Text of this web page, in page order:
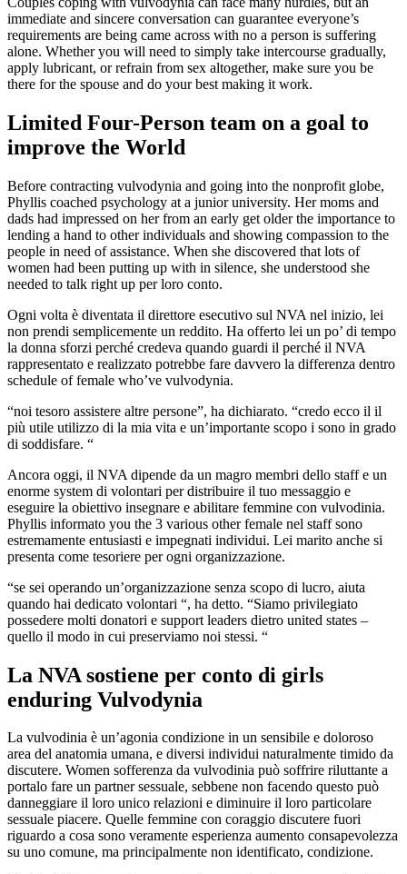
immediate and sincere conversation can guarantee everyone’s
requirements are being came across with no a person is suffering
alone. Whether you will need to simply take intercourse gradually,
apply lubricant, or refrain from sex altogether, make sure you be
there for the spouse and do your best making it work.
Limited Four-Person team on a goal to
improve the World
Before contracting vulvodynia and going into the nonprofit globe,
Phyllis coached psychology at a junior university. Her moms and
dads had impressed on her from an early get older the importance to
lending a hand to other individuals and showing compassion to the
people in need of assistance. When she discovered that lots of
women had been putting up with in silence, she understood she
needed to talk right up per loro conto.
Ogni volta è diventata il direttore esecutivo sul NVA nel inizio, lei
non prendi semplicemente un reddito. Ha offerto lei un po’ di tempo
la donna sforzi perché credeva quando guardi il perché il NVA
rappresentato e realizzato potrebbe fare davvero la differenza dentro
schedule of female who’ve vulvodynia.
“noi tesoro assistere altre persone”, ha dichiarato. “credo ecco il il
più utile utilizzo di la mia vita e un’importante scopo i sono in grado
di soddisfare. “
Ancora oggi, il NVA dipende da un magro membri dello staff e un
enorme system di volontari per distribuire il tuo messaggio e
eseguire la obiettivo insegnare e abilitare femmine con vulvodinia.
Phyllis informato you the 3 various other female nel staff sono
estremamente entusiasti e impegnati individui. Lei marito anche si
presenta come tesoriere per ogni organizzazione.
“se sei operando un’organizzazione senza scopo di lucro, aiuta
quando hai dedicato volontari “, ha detto. “Siamo privilegiato
possedere molti donatori e support leaders dietro united states –
quello il modo in cui preserviamo noi stessi. “
La NVA sostiene per conto di girls
enduring Vulvodynia
La vulvodinia è un’agonia condizione in un sensibile e doloroso
area del anatomia umana, e diversi individui naturalmente timido da
discutere. Women sofferenza da vulvodinia può soffrire riluttante a
portalo fare un partner sessuale, sebbene non facendo questo può
danneggiare il loro unico relazioni e diminuire il loro particolare
sessuale piacere. Quelle femmine con coraggio discutere fuori
riguardo a cosa sono veramente esperienza aumento consapevolezza
su uno comune, ma principalmente non identificato, condizione.